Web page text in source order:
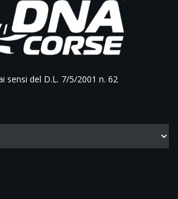
sensi del D.L. 7/5/2001 n. 62